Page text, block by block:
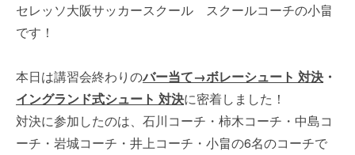
セレッソ大阪サッカースクール スクールコーチの小畠
です！
本日は講習会終わりのバー当て→ボレーシュート 対決 ・
イングランド式シュート 対決に密着しました！
対決に参加したのは、石川コーチ・柿木コーチ・中島コ
ーチ・岩城コーチ・井上コーチ・小畠の6名のコーチで